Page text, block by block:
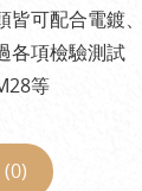
皆可配合電鍍
各項檢驗測試
等
(0)